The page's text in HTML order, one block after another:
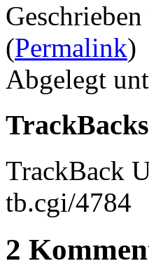
(Permalink)
Abgelegt
TrackBack
tb.cgi/4784
2